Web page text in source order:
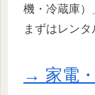
機・冷蔵庫）
まずはレンタ
→ 家電